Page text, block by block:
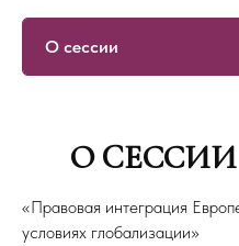
О CЕССИИ
«Правовая интеграция
условиях глобализации»